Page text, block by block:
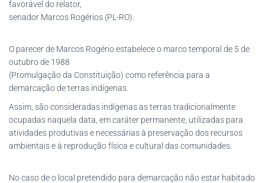
favorável do relator,
senador Marcos Rogérios (PL-RO).
O parecer de Marcos Rogério estabelece o marco temporal de 5 de
outubro de 1988
(Promulgação da Constituição) como referência para a
demarcação de terras indígenas.
Assim, são consideradas indígenas as terras tradicionalmente
ocupadas naquela data, em caráter permanente, utilizadas para
atividades produtivas e necessárias à preservação dos recursos
ambientais e à reprodução física e cultural das comunidades.
No caso de o local pretendido para demarcação não estar habitado